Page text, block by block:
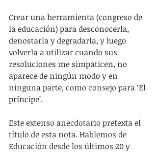
Crear una herramienta (congreso de
la educación) para desconocerla,
denostarla y degradarla, y luego
volverla a utilizar cuando sus
resoluciones me simpaticen, no
aparece de ningún modo y en
ninguna parte, como consejo para ‘El
príncipe’.
Este extenso anecdotario pretexta el
título de esta nota. Hablemos de
Educación desde los últimos 20 y